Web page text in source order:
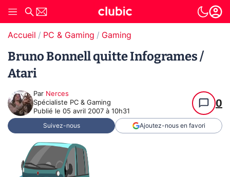
Accueil PC & Gaming Gaming
Bruno Bonnell quitte Infogrames /
Atari
Par Nerces
Spécialiste PC & Gaming
Publié le 05 avril 2007 à 10h31
0
Suivez-nous Ajoutez-nous en favori